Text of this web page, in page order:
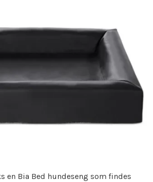
en Bia Bed hundeseng som findes